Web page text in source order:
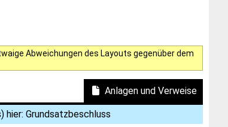
Abweichungen des Layouts gegenüber dem
Anlagen und Verweise
hier: Grundsatzbeschluss